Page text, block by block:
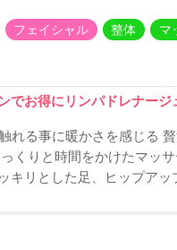
フェイシャル 整体 マ
でお得にリンパドレナー
れる事に暖かさを感じる
くりと時間をかけたマッ
キリとした足、ヒップア